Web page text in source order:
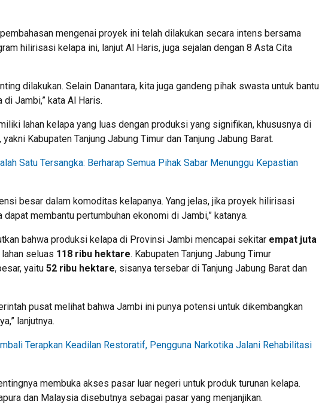
mengenai proyek ini telah dilakukan secara intens bersama
hilirisasi kelapa ini, lanjut Al Haris, juga sejalan dengan 8 Asta Cita
dilakukan. Selain Danantara, kita juga gandeng pihak swasta untuk bantu
Jambi,” kata Al Haris.
lahan kelapa yang luas dengan produksi yang signifikan, khususnya di
Kabupaten Tanjung Jabung Timur dan Tanjung Jabung Barat.
Satu Tersangka: Berharap Semua Pihak Sabar Menunggu Kepastian
besar dalam komoditas kelapanya. Yang jelas, jika proyek hilirisasi
membantu pertumbuhan ekonomi di Jambi,” katanya.
bahwa produksi kelapa di Provinsi Jambi mencapai sekitar empat juta
seluas 118 ribu hektare. Kabupaten Tanjung Jabung Timur
yaitu 52 ribu hektare, sisanya tersebar di Tanjung Jabung Barat dan
pusat melihat bahwa Jambi ini punya potensi untuk dikembangkan
lanjutnya.
Terapkan Keadilan Restoratif, Pengguna Narkotika Jalani Rehabilitasi
membuka akses pasar luar negeri untuk produk turunan kelapa.
dan Malaysia disebutnya sebagai pasar yang menjanjikan.